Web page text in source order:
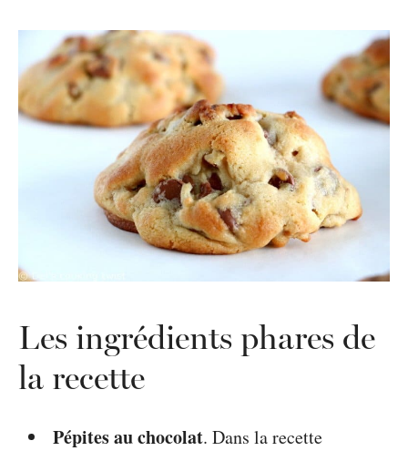
Les ingrédients phares de
la recette
Pépites au chocolat. Dans la recette